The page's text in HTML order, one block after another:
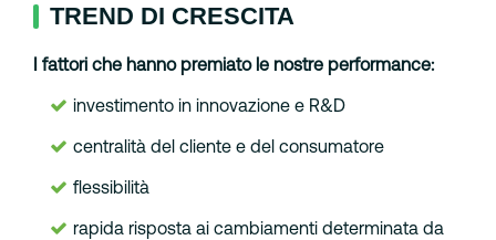
TREND DI CRESCITA
I fattori che hanno premiato le nostre performance:
investimento in innovazione e R&D
centralità del cliente e del consumatore
flessibilità
rapida risposta ai cambiamenti determinata da